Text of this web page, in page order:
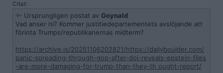
Citat:
Ursprungligen postat av Goynald
Vad anser ni? Kommer justitiedepartementets avslöjande att
förinta Trumps/republikanernas midterm?
https://archive.is/20251106202821/https://dailyboulder.com/
panic-spreading-through-gop-after-doj-reveals-epstein-files
-are-more-damaging-for-trump-than-they-th ought-report/